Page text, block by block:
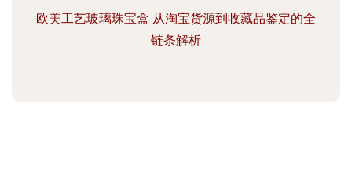
欧美工艺玻璃珠宝盒 从淘宝货源到收藏品鉴定的全
链条解析